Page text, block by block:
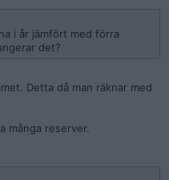
i år jämfört med förra
det?
Detta då man räknar med
många reserver.